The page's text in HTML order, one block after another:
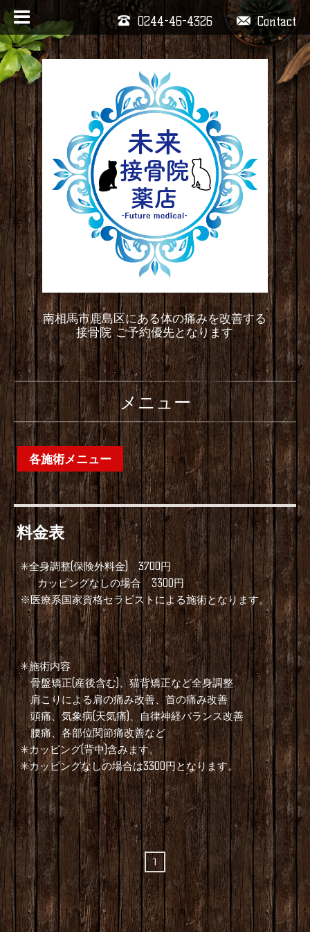
Contact
0244-46-4326
南相馬市鹿島区にある体の痛みを改善する
接骨院 ご予約優先となります
メニュー
各施術メニュー
料金表
✳️全身調整(保険外料金) 3700円
カッピングなしの場合 3300円
※医療系国家資格セラピストによる施術となります。
✳️施術内容
骨盤矯正(産後含む)、猫背矯正など全身調整
肩こりによる肩の痛み改善、首の痛み改善
頭痛、気象病(天気痛)、自律神経バランス改善
腰痛、各部位関節痛改善など
✳️カッピング(背中)含みます。
✳️カッピングなしの場合は3300円となります。
1